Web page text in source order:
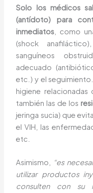
Solo los médicos
(antídoto) para
inmediatos , como
(shock
sanguíneos
adecuado
etc.) y el
higiene relacionadas
también las de los
jeringa sucia) que
el VIH, las
etc.
Asimismo,
“es
utilizar productos
consulten con su